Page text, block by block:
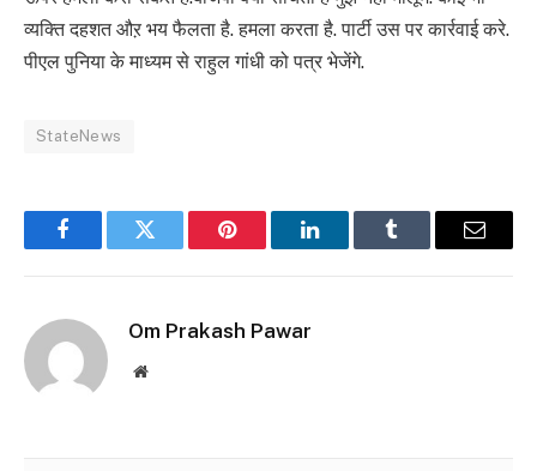
व्यक्ति दहशत औऱ भय फैलता है. हमला करता है. पार्टी उस पर कार्रवाई करे.
पीएल पुनिया के माध्यम से राहुल गांधी को पत्र भेजेंगे.
StateNews
FacebookTwitter Pinterest LinkedInTumblr Email
Om Prakash Pawar
Website